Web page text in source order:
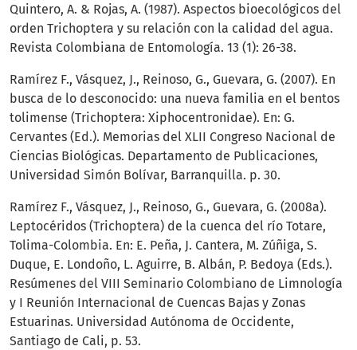
Quintero, A. & Rojas, A. (1987). Aspectos bioecológicos del
orden Trichoptera y su relación con la calidad del agua.
Revista Colombiana de Entomología. 13 (1): 26-38.
Ramírez F., Vásquez, J., Reinoso, G., Guevara, G. (2007). En
busca de lo desconocido: una nueva familia en el bentos
tolimense (Trichoptera: Xiphocentronidae). En: G.
Cervantes (Ed.). Memorias del XLII Congreso Nacional de
Ciencias Biológicas. Departamento de Publicaciones,
Universidad Simón Bolívar, Barranquilla. p. 30.
Ramírez F., Vásquez, J., Reinoso, G., Guevara, G. (2008a).
Leptocéridos (Trichoptera) de la cuenca del río Totare,
Tolima-Colombia. En: E. Peña, J. Cantera, M. Zúñiga, S.
Duque, E. Londoño, L. Aguirre, B. Albán, P. Bedoya (Eds.).
Resúmenes del VIII Seminario Colombiano de Limnología
y I Reunión Internacional de Cuencas Bajas y Zonas
Estuarinas. Universidad Autónoma de Occidente,
Santiago de Cali, p. 53.